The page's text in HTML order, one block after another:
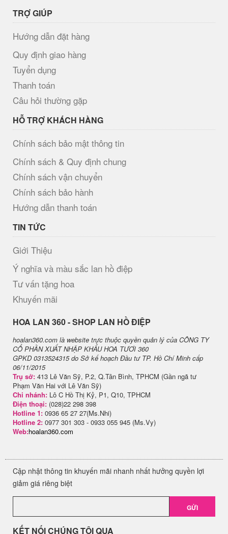
TRỢ GIÚP
Hướng dẫn đặt hàng
Quy định giao hàng
Tuyển dụng
Thanh toán
Câu hỏi thường gặp
HỖ TRỢ KHÁCH HÀNG
Chính sách bảo mật thông tin
Chính sách & Quy định chung
Chính sách vận chuyển
Chính sách bảo hành
Hướng dẫn thanh toán
TIN TỨC
Giới Thiệu
Ý nghĩa và màu sắc lan hồ điệp
Tư vấn tặng hoa
Khuyến mãi
H​OA LAN 360 - SHOP LAN HỒ ĐIỆP
hoalan360.com là website trực thuộc quyền quản lý của CÔNG TY
CỔ PHẦN XUẤT NHẬP KHẨU HOA TƯƠI 360
GPKD 0313524315 do Sở kế hoạch Đầu tư TP. Hồ Chí Minh cấp
06/11/2015
Trụ sở: 413 Lê Văn Sỹ, P.2, Q.Tân Bình, TPHCM (Gần ngã tư
Phạm Văn Hai với Lê Văn Sỹ)
Chi nhánh: Lô C Hồ Thị Kỷ, P1, Q10, TPHCM
Điện thoại: (028)22 298 398
Hotline 1: 0936 65 27 27(Ms.Nhi)
Hotline 2: 0977 301 303 - 0933 055 945 (Ms.Vy)
Web:hoalan360.com
Cập nhật thông tin khuyến mãi nhanh nhất hưởng quyền lợi
giảm giá riêng biệt
GỬI
KẾT NỐI CHÚNG TÔI QUA